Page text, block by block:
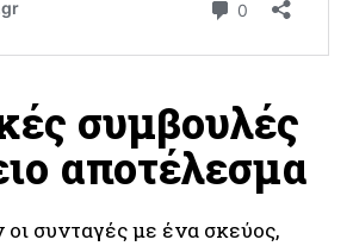
συμβουλές
αποτέλεσμα
οι συνταγές με ένα σκεύος,